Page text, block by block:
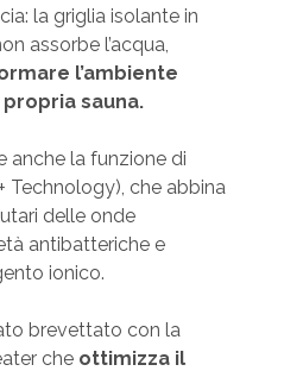
la griglia isolante in
assorbe l’acqua,
l’ambiente
sauna.
anche la funzione di
Technology), che abbina
delle onde
antibatteriche e
ionico.
brevettato con la
che ottimizza il